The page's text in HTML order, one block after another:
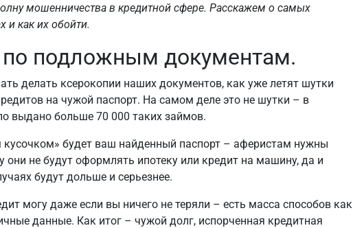
мошенничества в кредитной сфере. Расскажем о самых
и как их обойти.
подложным документам.
делать ксерокопии наших документов, как уже летят шутки
на чужой паспорт. На самом деле это не шутки – в
выдано больше 70 000 таких займов.
будет ваш найденный паспорт – аферистам нужны
они не будут оформлять ипотеку или кредит на машину, да и
будут дольше и серьезнее.
могу даже если вы ничего не теряли – есть масса способов как
данные. Как итог – чужой долг, испорченная кредитная